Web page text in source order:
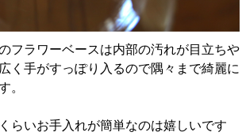
フラワーベースは内部の汚れが目立ちや
く手がすっぽり入るので隅々まで綺麗に
。
らいお手入れが簡単なのは嬉しいです